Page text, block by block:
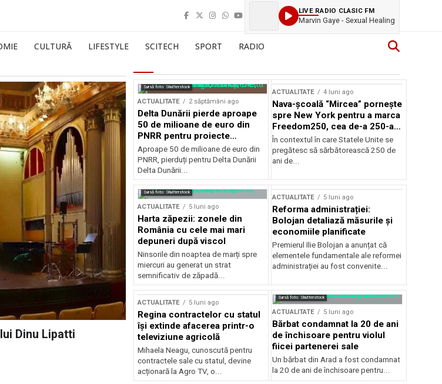
LIVE RADIO CLASIC FM
Marvin Gaye - Sexual Healing
CULTURĂ LIFESTYLE SCITECH SPORT RADIO
Dinu Lipatti
Sursă foto: Shutterstock
ACTUALITATE 2 săptămâni ago
Delta Dunării pierde aproape
50 de milioane de euro din
PNRR pentru proiecte
esențiale
Aproape 50 de milioane de euro din
PNRR, pierduți pentru Delta Dunării
Delta Dunării...
ACTUALITATE 4 luni ago
Nava-școală “Mircea” pornește
spre New York pentru a marca
Freedom250, cea de-a 250-a
aniversare a Statelor Unite
În contextul în care Statele Unite se
pregătesc să sărbătorească 250 de
ani de...
Sursă foto: Shutterstock
ACTUALITATE 5 luni ago
Harta zăpezii: zonele din
România cu cele mai mari
depuneri după viscol
Ninsorile din noaptea de marți spre
miercuri au generat un strat
semnificativ de zăpadă...
ACTUALITATE 5 luni ago
Reforma administrației:
Bolojan detaliază măsurile și
economiile planificate
Premierul Ilie Bolojan a anunțat că
elementele fundamentale ale reformei
administrației au fost convenite...
ACTUALITATE 5 luni ago
Regina contractelor cu statul
își extinde afacerea printr-o
televiziune agricolă
Mihaela Neagu, cunoscută pentru
contractele sale cu statul, devine
acționară la Agro TV, o...
Sursă foto: Shutterstock
ACTUALITATE 5 luni ago
Bărbat condamnat la 20 de ani
de închisoare pentru violul
fiicei partenerei sale
Un bărbat din Arad a fost condamnat
la 20 de ani de închisoare pentru...